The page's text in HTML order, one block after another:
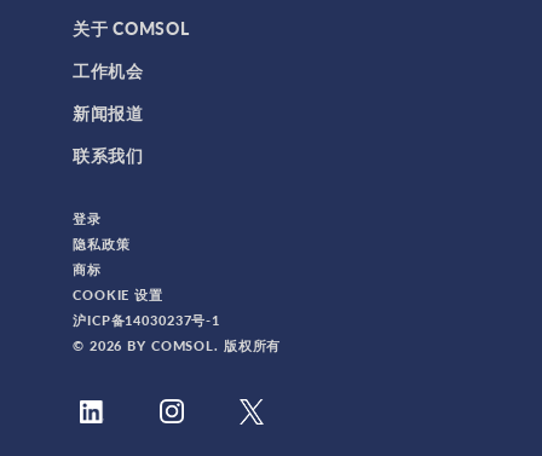
关于 COMSOL
工作机会
新闻报道
联系我们
登录
隐私政策
商标
COOKIE 设置
沪ICP备14030237号-1
© 2026 BY COMSOL. 版权所有